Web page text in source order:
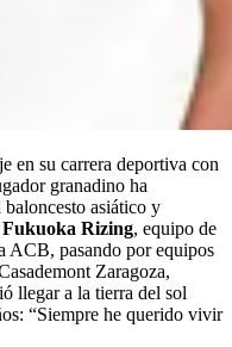
en su carrera deportiva con
granadino ha
asiático y
Fukuoka Rizing, equipo de
ACB, pasando por equipos
Zaragoza,
llegar a la tierra del sol
“Siempre he querido vivir